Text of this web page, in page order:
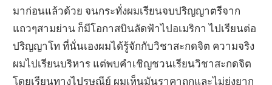
มาก่อนแล้วด้วย จนกระทั่งผมเรียนจบปริญญาตรีจาก
แถวๆสามย่าน ก็มีโอกาสบินลัดฟ้าไปอเมริกา ไปเรียนต่อ
ปริญญาโท ที่นั่นเองผมได้รู้จักกับวิชาสะกดจิต ความจริง
ผมไปเรียนบริหาร แต่พบคำเชิญชวนเรียนวิชาสะกดจิต
โดยเรียนทางไปรษณีย์ ผมเห็นมันราคาถูกและไม่ยุ่งยาก